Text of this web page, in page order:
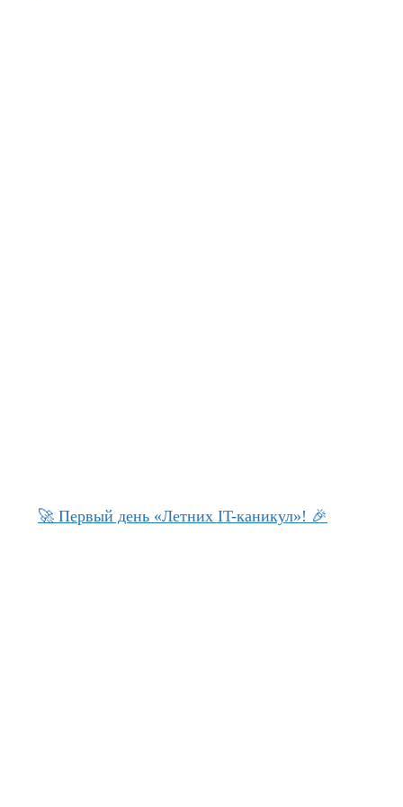
🚀 Первый день «Летних IT-каникул»! 🎉